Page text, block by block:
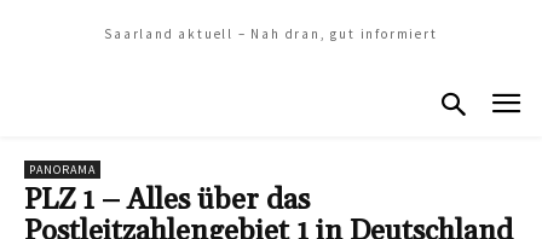
Saarland aktuell – Nah dran, gut informiert
PANORAMA
PLZ 1 – Alles über das
Postleitzahlengebiet 1 in Deutschland